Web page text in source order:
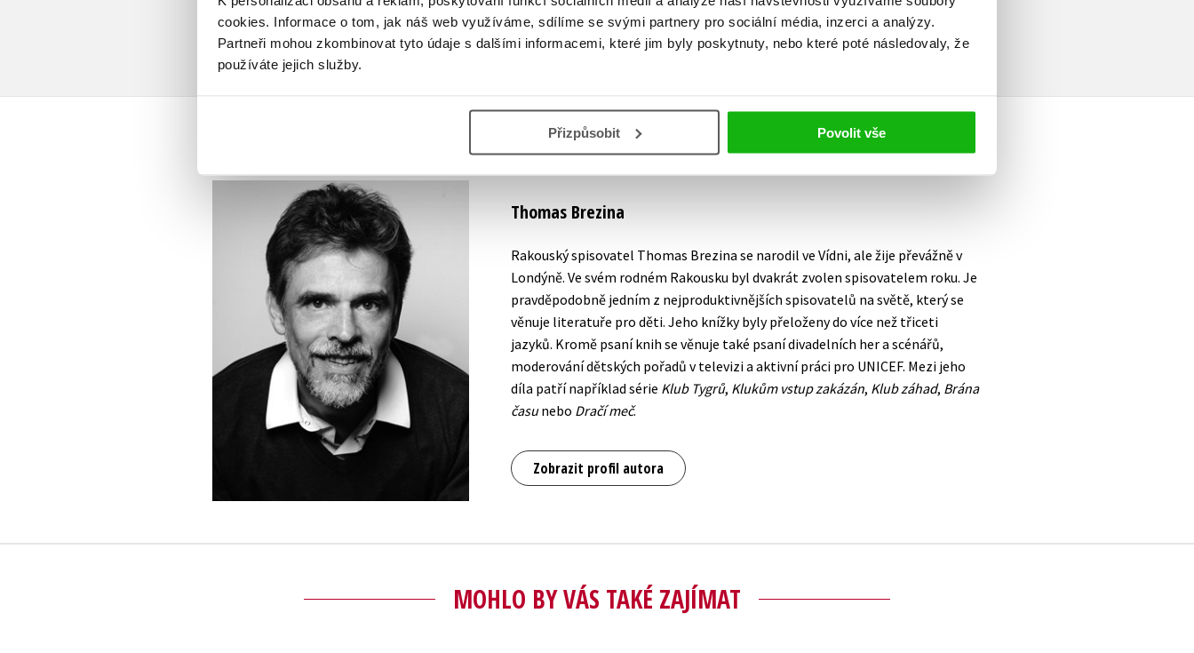
cookies. Informace o tom, jak náš web využíváme, sdílíme se svými partnery pro sociální média, inzerci a analýzy.
Partneři mohou zkombinovat tyto údaje s dalšími informacemi, které jim byly poskytnuty, nebo které poté následovaly, že
používáte jejich služby.
Přizpůsobit Povolit vše
Přihlásit
AUTOR KNIHY
Thomas Brezina
Rakouský spisovatel Thomas Brezina se narodil ve Vídni, ale žije převážně v
Londýně. Ve svém rodném Rakousku byl dvakrát zvolen spisovatelem roku. Je
pravděpodobně jedním z nejproduktivnějších spisovatelů na světě, který se
věnuje literatuře pro děti. Jeho knížky byly přeloženy do více než třiceti
jazyků. Kromě psaní knih se věnuje také psaní divadelních her a scénářů,
moderování dětských pořadů v televizi a aktivní práci pro UNICEF. Mezi jeho
díla patří například série Klub Tygrů, Klukům vstup zakázán, Klub záhad, Brána
časunebo Dračí meč.
Zobrazit profil autora
MOHLO BY VÁS TAKÉ ZAJÍMAT